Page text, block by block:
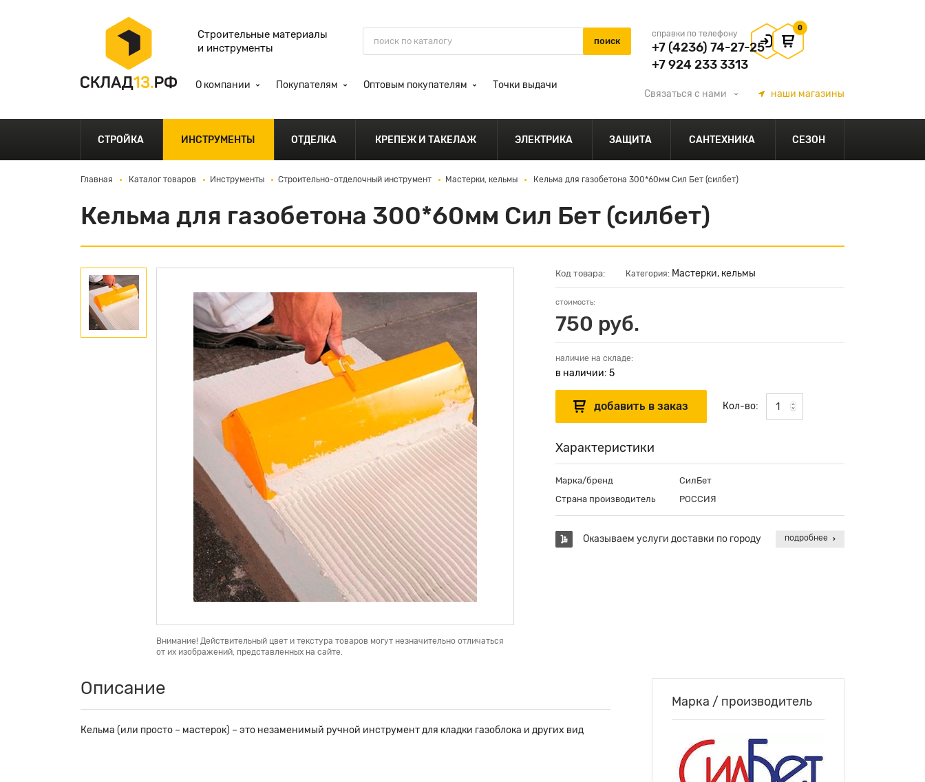
Строительные материалы
и инструменты
справки по телефону
+7 (4236) 74-27-25
+7 924 233 3313
0
О компании Покупателям Оптовым покупателям Точки выдачи
Связаться с нами наши магазины
СТРОЙКА ИНСТРУМЕНТЫ ОТДЕЛКА КРЕПЕЖ И ТАКЕЛАЖ ЭЛЕКТРИКА ЗАЩИТА САНТЕХНИКА СЕЗОН
Главная Каталог товаров Инструменты Строительно-отделочный инструмент Мастерки, кельмы Кельма для газобетона 300*60мм Сил Бет (силбет)
Кельма для газобетона 300*60мм Сил Бет (силбет)
Внимание! Действительный цвет и текстура товаров могут незначительно отличаться
от их изображений, представленных на сайте.
Код товара: Категория: Мастерки, кельмы
стоимость:
750 руб.
наличие на складе:
в наличии: 5
Кол-во:
Характеристики
Марка/бренд
СилБет
Страна производитель
РОССИЯ
Оказываем услуги доставки по городу подробнее
Описание
Кельма (или просто – мастерок) – это незаменимый ручной инструмент для кладки газоблока и других вид
Марка / производитель